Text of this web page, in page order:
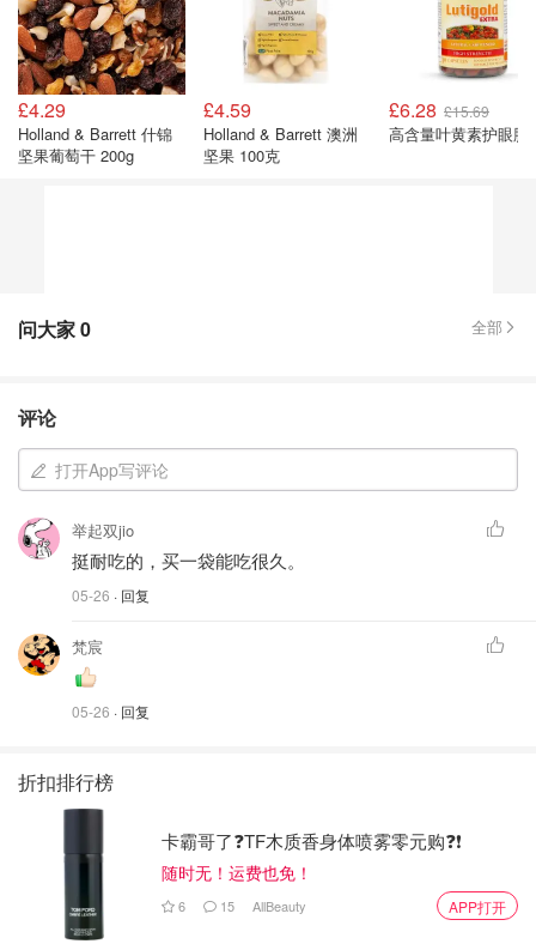
£4.29
Holland & Barrett 什锦
坚果葡萄干 200g
£4.59
Holland & Barrett 澳洲
坚果 100克
£6.28 £15.69
高含量叶黄素护眼胶
问大家0 全部
评论
打开App写评论
举起双jio
挺耐吃的，买一袋能吃很久。
05-26 · 回复
梵宸
05-26 · 回复
折扣排行榜
卡霸哥了❓TF木质香身体喷雾零元购❓❗
随时无！运费也免！
6 15 AllBeauty APP打开